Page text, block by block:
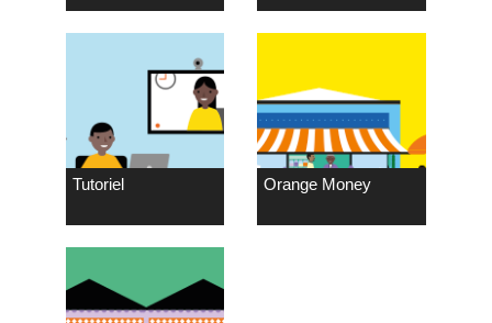
Tutoriel Orange Money